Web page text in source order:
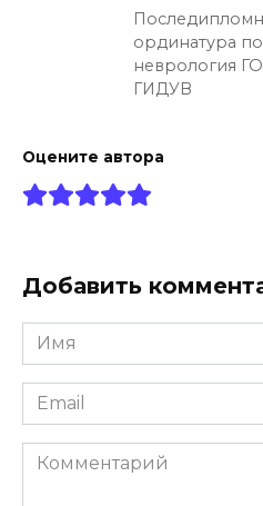
ординатура
неврология
ГИДУВ
Оцените автора
Добавить
Имя
*
Email
*
Комментарий